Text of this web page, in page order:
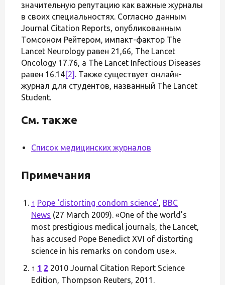
значительную репутацию как важные журналы
в своих специальностях. Согласно данным
Journal Citation Reports, опубликованным
Томсоном Рейтером, импакт-фактор The
Lancet Neurology равен 21,66, The Lancet
Oncology 17.76, а The Lancet Infectious Diseases
равен 16.14[2] . Также существует онлайн-
журнал для студентов, названный The Lancet
Student.
См. также
Список медицинских журналов
Примечания
↑ Pope ‘distorting condom science’, BBC
News (27 March 2009). «One of the world’s
most prestigious medical journals, the Lancet,
has accused Pope Benedict XVI of distorting
science in his remarks on condom use.».
↑ 1 2 2010 Journal Citation Report Science
Edition, Thompson Reuters, 2011.